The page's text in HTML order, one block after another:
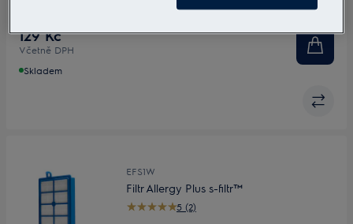
129 Kč
Včetně DPH
Skladem
EFS1W
5 (2)
Filtr Allergy Plus s-filtr™